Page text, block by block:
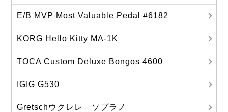
E/B MVP Most Valuable Pedal #6182
KORG Hello Kitty MA‐1K
TOCA Custom Deluxe Bongos 4600
IGIG G530
Gretschウクレレ ソプラノ